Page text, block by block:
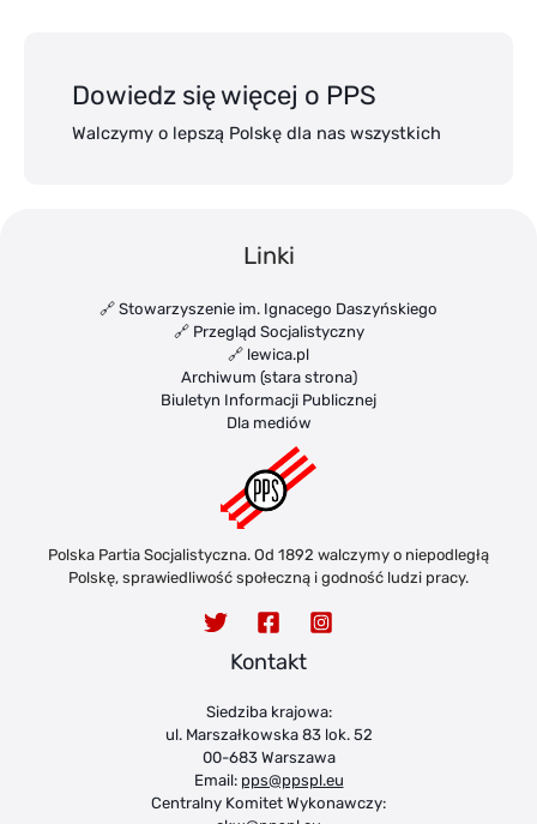
Dowiedz się więcej o PPS
Walczymy o lepszą Polskę dla nas wszystkich
Linki
🔗 Stowarzyszenie im. Ignacego Daszyńskiego
🔗 Przegląd Socjalistyczny
🔗 lewica.pl
Archiwum (stara strona)
Biuletyn Informacji Publicznej
Dla mediów
Polska Partia Socjalistyczna. Od 1892 walczymy o niepodległą
Polskę, sprawiedliwość społeczną i godność ludzi pracy.
Kontakt
Siedziba krajowa:
ul. Marszałkowska 83 lok. 52
00-683 Warszawa
Email: pps@ppspl.eu
Centralny Komitet Wykonawczy: